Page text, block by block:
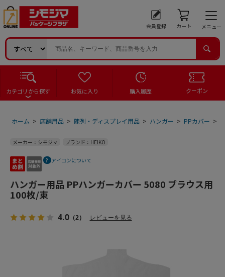
会員登録 カート メニュー
カテゴリから探す お気に入り 購入履歴 クーポン
ホーム > 店舗用品 > 陳列・ディスプレイ用品 > ハンガー > PPカバー >
メーカー：シモジマ ブランド：HEIKO
アイコンについて
ハンガー用品 PPハンガーカバー 5080 ブラウス用
100枚/束
4.0（2） レビューを見る